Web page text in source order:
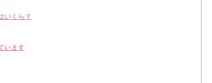
いくら？
います